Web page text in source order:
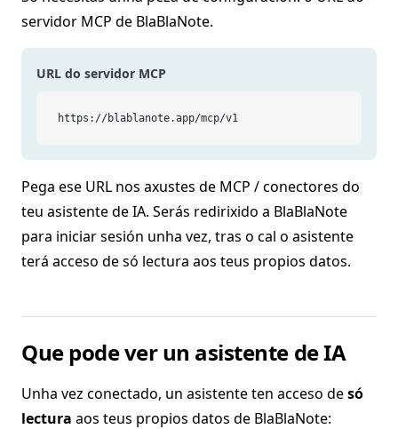
servidor MCP de BlaBlaNote.
URL do servidor MCP
https://blablanote.app/mcp/v1
Pega ese URL nos axustes de MCP / conectores do
teu asistente de IA. Serás redirixido a BlaBlaNote
para iniciar sesión unha vez, tras o cal o asistente
terá acceso de só lectura aos teus propios datos.
Que pode ver un asistente de IA
Unha vez conectado, un asistente ten acceso desó
lectura aos teus propios datos de BlaBlaNote: